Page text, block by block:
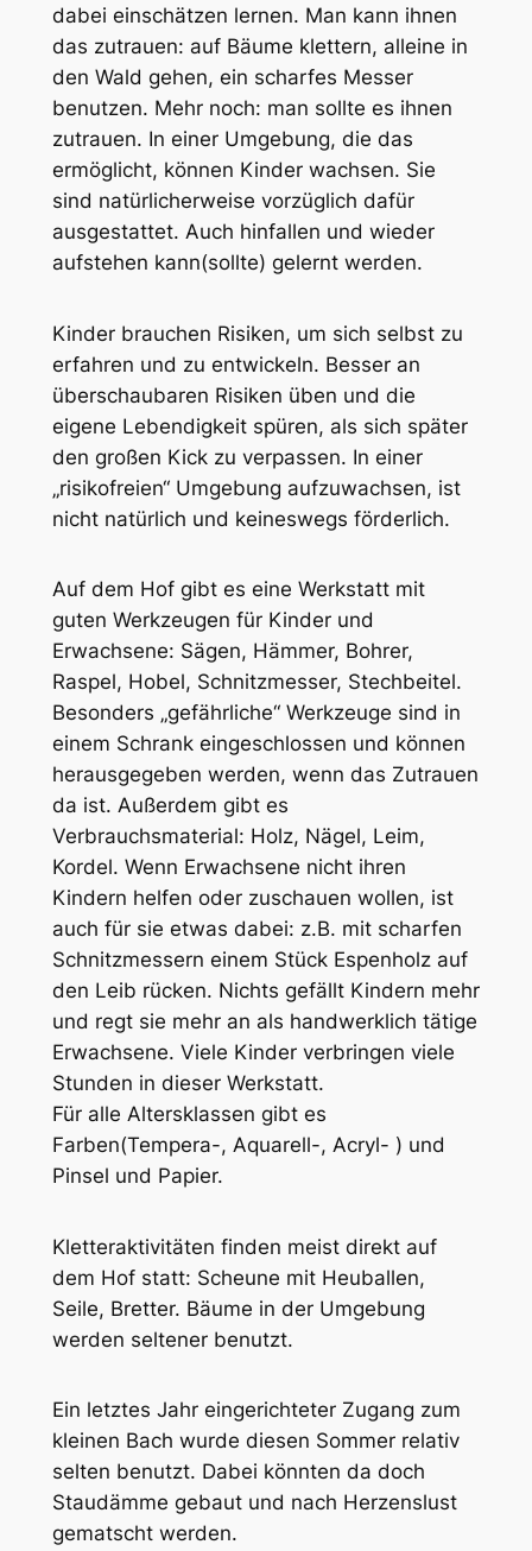
dabei einschätzen lernen. Man kann ihnen
das zutrauen: auf Bäume klettern, alleine in
den Wald gehen, ein scharfes Messer
benutzen. Mehr noch: man sollte es ihnen
zutrauen. In einer Umgebung, die das
ermöglicht, können Kinder wachsen. Sie
sind natürlicherweise vorzüglich dafür
ausgestattet. Auch hinfallen und wieder
aufstehen kann(sollte) gelernt werden.
Kinder brauchen Risiken, um sich selbst zu
erfahren und zu entwickeln. Besser an
überschaubaren Risiken üben und die
eigene Lebendigkeit spüren, als sich später
den großen Kick zu verpassen. In einer
„risikofreien“ Umgebung aufzuwachsen, ist
nicht natürlich und keineswegs förderlich.
Auf dem Hof gibt es eine Werkstatt mit
guten Werkzeugen für Kinder und
Erwachsene: Sägen, Hämmer, Bohrer,
Raspel, Hobel, Schnitzmesser, Stechbeitel.
Besonders „gefährliche“ Werkzeuge sind in
einem Schrank eingeschlossen und können
herausgegeben werden, wenn das Zutrauen
da ist. Außerdem gibt es
Verbrauchsmaterial: Holz, Nägel, Leim,
Kordel. Wenn Erwachsene nicht ihren
Kindern helfen oder zuschauen wollen, ist
auch für sie etwas dabei: z.B. mit scharfen
Schnitzmessern einem Stück Espenholz auf
den Leib rücken. Nichts gefällt Kindern mehr
und regt sie mehr an als handwerklich tätige
Erwachsene. Viele Kinder verbringen viele
Stunden in dieser Werkstatt.
Für alle Altersklassen gibt es
Farben(Tempera-, Aquarell-, Acryl- ) und
Pinsel und Papier.
Kletteraktivitäten finden meist direkt auf
dem Hof statt: Scheune mit Heuballen,
Seile, Bretter. Bäume in der Umgebung
werden seltener benutzt.
Ein letztes Jahr eingerichteter Zugang zum
kleinen Bach wurde diesen Sommer relativ
selten benutzt. Dabei könnten da doch
Staudämme gebaut und nach Herzenslust
gematscht werden.